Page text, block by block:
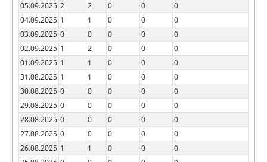
05.09.2025 2 2 0 0
0
04.09.2025 1 1 0 0
0
03.09.2025 0 0 0 0
0
02.09.2025 1 2 0 0
0
01.09.2025 1 1 0 0
0
31.08.2025 1 1 0 0
0
30.08.2025 0 0 0 0
0
29.08.2025 0 0 0 0
0
28.08.2025 0 0 0 0
0
27.08.2025 0 0 0 0
0
26.08.2025 1 1 0 0
0